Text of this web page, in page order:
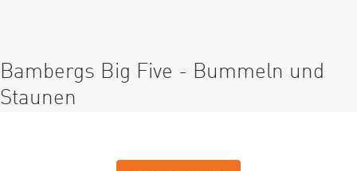
Bambergs Big Five - Bummeln und
Staunen